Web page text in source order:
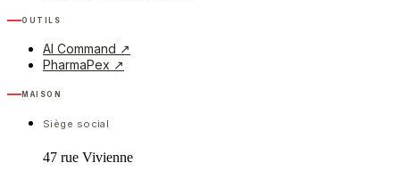
Outils
AI Command ↗
PharmaPex ↗
Maison
Siège social
47 rue Vivienne